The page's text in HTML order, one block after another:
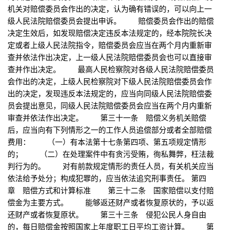
机关对赔偿委员会作出的决定，认为确有错误的，可以向上一
级人民法院赔偿委员会提出申诉。 赔偿委员会作出的赔偿
决定生效后，如发现赔偿决定违反本法规定的，经本院院长决
定或者上级人民法院指令，赔偿委员会应当在两个月内重新审
查并依法作出决定，上一级人民法院赔偿委员会也可以直接审
查并作出决定。 最高人民检察院对各级人民法院赔偿委员
会作出的决定，上级人民检察院对下级人民法院赔偿委员会作
出的决定，发现违反本法规定的，应当向同级人民法院赔偿委
员会提出意见，同级人民法院赔偿委员会应当在两个月内重新
审查并依法作出决定。 第三十一条 赔偿义务机关赔偿
后，应当向有下列情形之一的工作人员追偿部分或者全部赔偿
费用： （一）有本法第十七条第四项、第五项规定情形
的； （二）在处理案件中有贪污受贿，徇私舞弊，枉法裁
判行为的。 对有前款规定情形的责任人员，有关机关应当
依法给予处分；构成犯罪的，应当依法追究刑事责任。 第四
章 赔偿方式和计算标准 第三十二条 国家赔偿以支付赔
偿金为主要方式。 能够返还财产或者恢复原状的，予以返
还财产或者恢复原状。 第三十三条 侵犯公民人身自由
的，每日赔偿金按照国家上年度职工日平均工资计算。 第